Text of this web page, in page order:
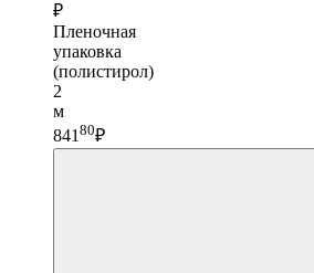
₽
Пленочная
упаковка
(полистирол)
2
м
84180₽